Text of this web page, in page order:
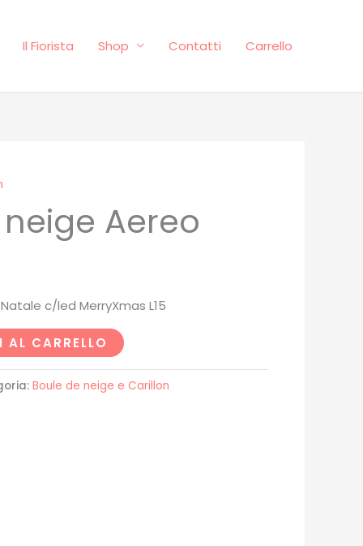
Il Fiorista Shop Contatti Carrello
Aereo
c/led MerryXmas L15
CARRELLO
Boule de neige e Carillon